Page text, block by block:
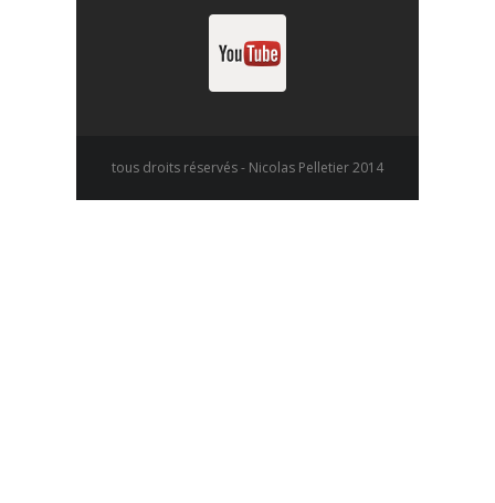
tous droits réservés - Nicolas Pelletier 2014